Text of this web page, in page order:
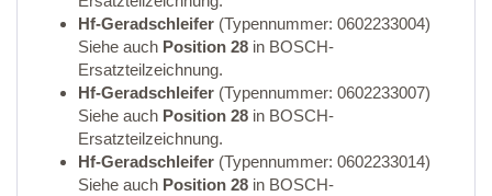
Hf-Geradschleifer (Typennummer: 0602233004)
Siehe auch Position 28 in BOSCH-
Ersatzteilzeichnung.
Hf-Geradschleifer (Typennummer: 0602233007)
Siehe auch Position 28 in BOSCH-
Ersatzteilzeichnung.
Hf-Geradschleifer (Typennummer: 0602233014)
Siehe auch Position 28 in BOSCH-